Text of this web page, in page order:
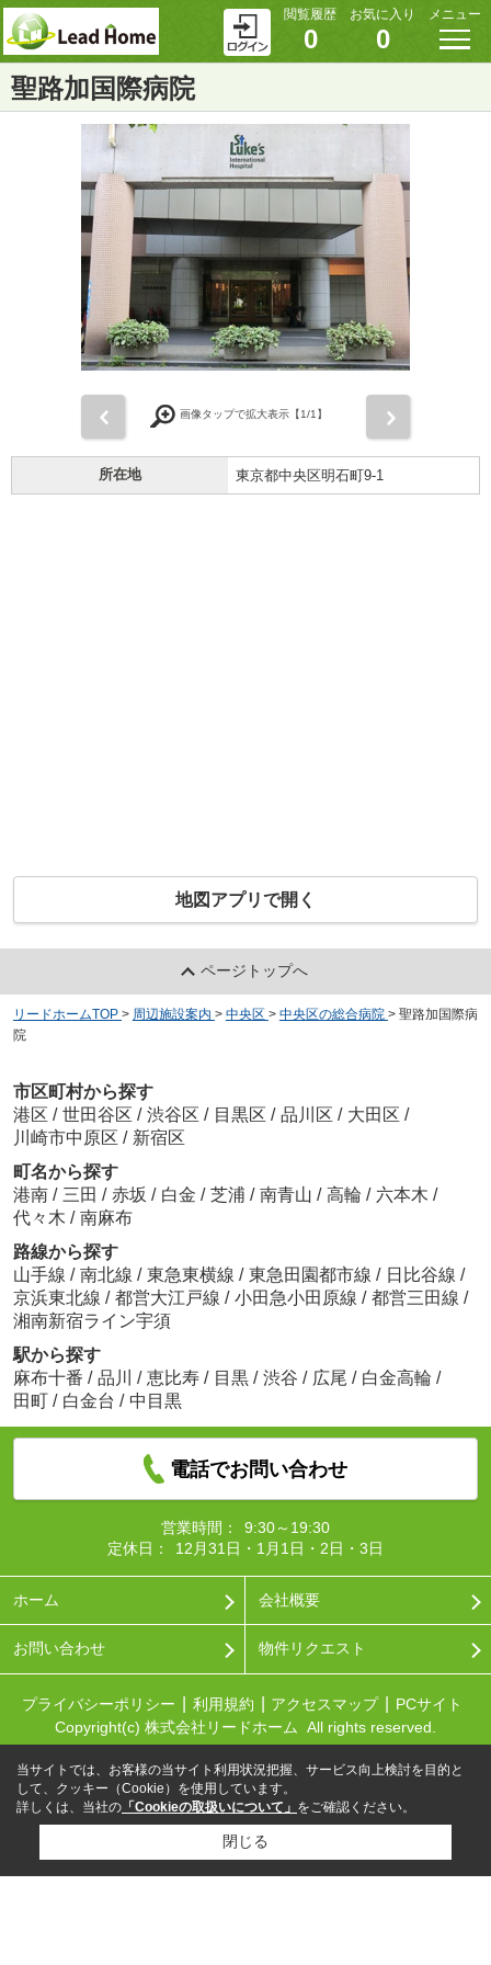
閲覧履歴
0
お気に入り
0
メニュー
聖路加国際病院
画像タップで拡大表示【1/1】
所在地 東京都中央区明石町9-1
地図アプリで開く
ページトップへ
リードホームTOP > 周辺施設案内 > 中央区 > 中央区の総合病院 > 聖路加国際病
院
市区町村から探す
港区 / 世田谷区 / 渋谷区 / 目黒区 / 品川区 / 大田区 /
川崎市中原区 / 新宿区
町名から探す
港南 / 三田 / 赤坂 / 白金 / 芝浦 / 南青山 / 高輪 / 六本木 /
代々木 / 南麻布
路線から探す
山手線 / 南北線 / 東急東横線 / 東急田園都市線 / 日比谷線 /
京浜東北線 / 都営大江戸線 / 小田急小田原線 / 都営三田線 /
湘南新宿ライン宇須
駅から探す
麻布十番 / 品川 / 恵比寿 / 目黒 / 渋谷 / 広尾 / 白金高輪 /
田町 / 白金台 / 中目黒
電話でお問い合わせ
営業時間：
9:30～19:30
定休日：
12月31日・1月1日・2日・3日
ホーム 会社概要
お問い合わせ 物件リクエスト
プライバシーポリシー 利用規約 アクセスマップ
PCサイト
Copyright(c) 株式会社リードホーム All rights reserved.
当サイトでは、お客様の当サイト利用状況把握、サービス向上検討を目的と
して、クッキー（Cookie）を使用しています。
詳しくは、当社の 「Cookieの取扱いについて」 をご確認ください。
閉じる